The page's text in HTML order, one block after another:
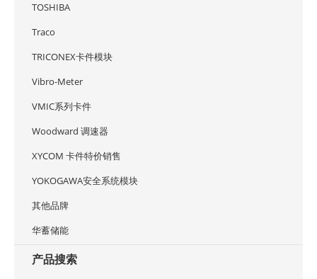
TOSHIBA
Traco
TRICONEX卡件模块
Vibro-Meter
VMIC系列卡件
Woodward 调速器
XYCOM 卡件特价销售
YOKOGAWA安全系统模块
其他品牌
华蓄储能
产品搜索